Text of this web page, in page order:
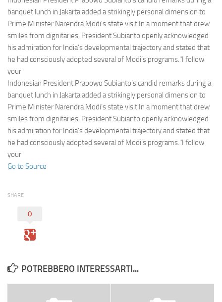
banquet lunch in Jakarta added a strikingly personal dimension to
Prime Minister Narendra Modi’s state visit.In a moment that drew
smiles from dignitaries, President Subianto openly acknowledged
his admiration for India’s developmental trajectory and stated that
he had consciously adopted several of Modi’s programs."I follow
your
Indonesian President Prabowo Subianto’s candid remarks during a
banquet lunch in Jakarta added a strikingly personal dimension to
Prime Minister Narendra Modi’s state visit.In a moment that drew
smiles from dignitaries, President Subianto openly acknowledged
his admiration for India’s developmental trajectory and stated that
he had consciously adopted several of Modi’s programs."I follow
your
Go to Source
SHARE
0
POTREBBERO INTERESSARTI...